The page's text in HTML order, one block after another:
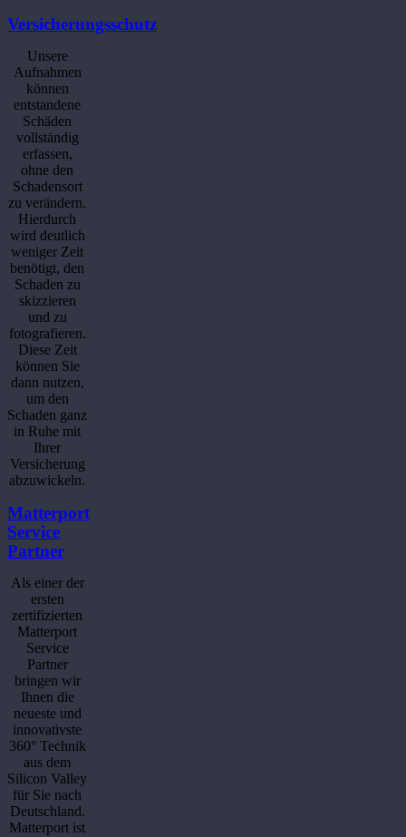
Versicherungsschutz
Unsere
Aufnahmen
können
entstandene
Schäden
vollständig
erfassen,
ohne den
Schadensort
zu verändern.
Hierdurch
wird deutlich
weniger Zeit
benötigt, den
Schaden zu
skizzieren
und zu
fotografieren.
Diese Zeit
können Sie
dann nutzen,
um den
Schaden ganz
in Ruhe mit
Ihrer
Versicherung
abzuwickeln.
Matterport
Service
Partner
Als einer der
ersten
zertifizierten
Matterport
Service
Partner
bringen wir
Ihnen die
neueste und
innovativste
360° Technik
aus dem
Silicon Valley
für Sie nach
Deutschland.
Matterport ist